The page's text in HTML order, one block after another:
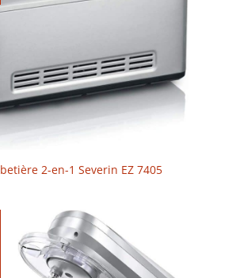
2-en-1 Severin EZ 7405